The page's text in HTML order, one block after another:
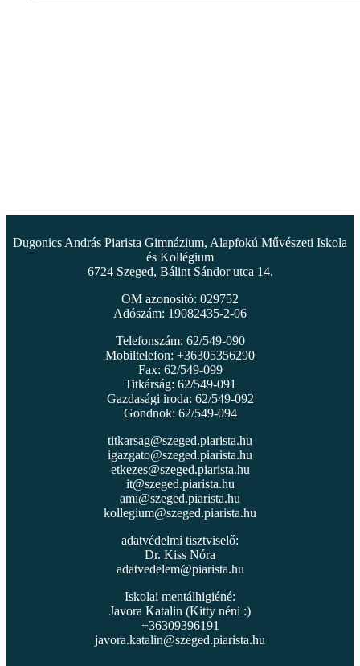
Dugonics András Piarista Gimnázium, Alapfokú Művészeti Iskola
és Kollégium
6724 Szeged, Bálint Sándor utca 14.
OM azonosító: 029752
Adószám: 19082435-2-06
Telefonszám: 62/549-090
Mobiltelefon: +36305356290
Fax: 62/549-099
Titkárság: 62/549-091
Gazdasági iroda: 62/549-092
Gondnok: 62/549-094
titkarsag@szeged.piarista.hu
igazgato@szeged.piarista.hu
etkezes@szeged.piarista.hu
it@szeged.piarista.hu
ami@szeged.piarista.hu
kollegium@szeged.piarista.hu
adatvédelmi tisztviselő:
Dr. Kiss Nóra
adatvedelem@piarista.hu
Iskolai mentálhigiéné:
Javora Katalin (Kitty néni :)
+36309396191
javora.katalin@szeged.piarista.hu